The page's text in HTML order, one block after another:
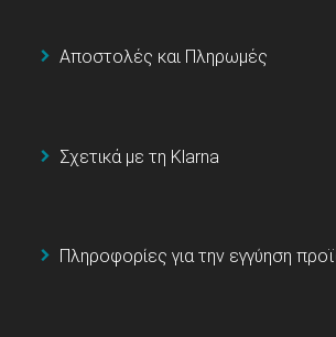
Αποστολές και Πληρωμές
Σχετικά με τη Klarna
Πληροφορίες για την εγγύηση